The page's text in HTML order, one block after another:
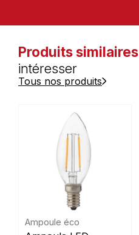
Produits similaires
intéresser
Tous nos produits
Ampoule éco